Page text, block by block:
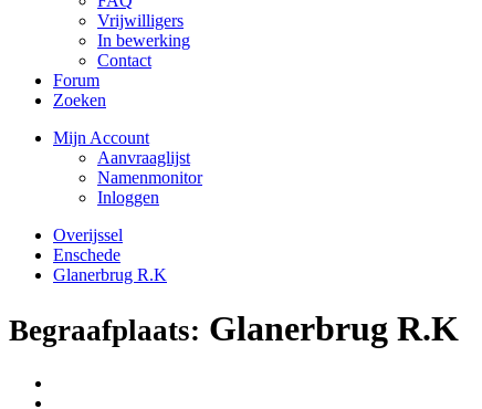
Vrijwilligers
In bewerking
Contact
Forum
Zoeken
Mijn Account
Aanvraaglijst
Namenmonitor
Inloggen
Overijssel
Enschede
Glanerbrug R.K
Begraafplaats: Glanerbrug R.K